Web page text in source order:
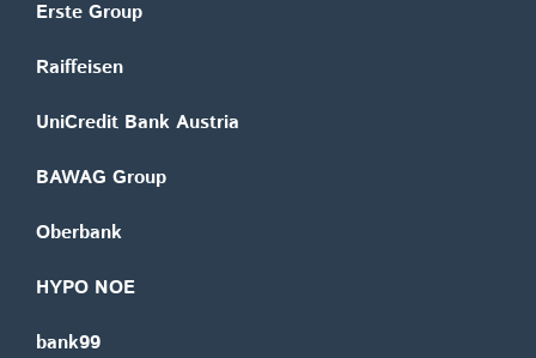
Erste Group
Raiffeisen
UniCredit Bank Austria
BAWAG Group
Oberbank
HYPO NOE
bank99